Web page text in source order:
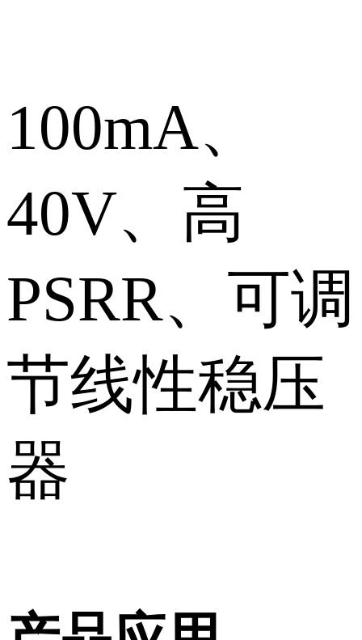
100mA、
40V、高
PSRR、可调
节线性稳压
器